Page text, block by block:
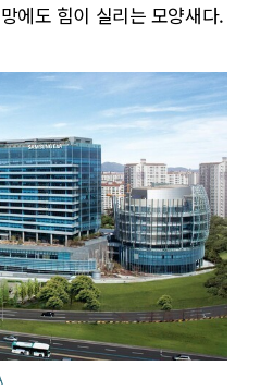
에도 힘이 실리는 모양새다.